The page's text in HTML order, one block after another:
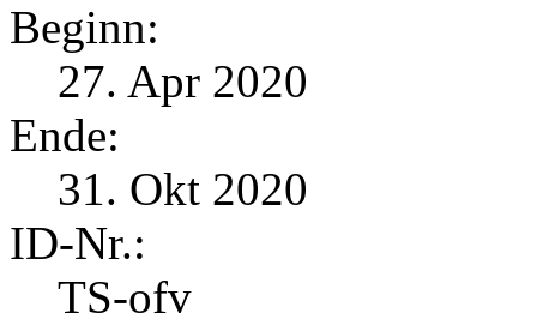
Beginn:
27. Apr 2020
Ende:
31. Okt 2020
ID-Nr.:
TS-ofv